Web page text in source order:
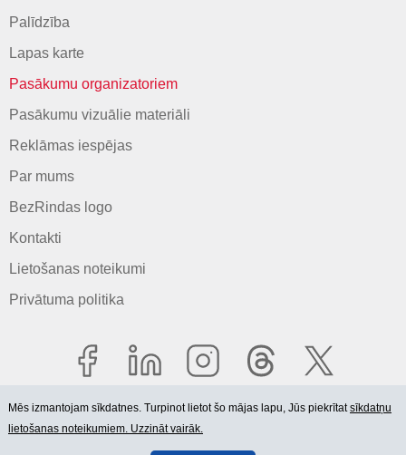
Palīdzība
Lapas karte
Pasākumu organizatoriem
Pasākumu vizuālie materiāli
Reklāmas iespējas
Par mums
BezRindas logo
Kontakti
Lietošanas noteikumi
Privātuma politika
© 2006-2026 SIA "BEZRINDAS.LV".
Mēs izmantojam sīkdatnes. Turpinot lietot šo mājas lapu, Jūs piekrītatsīkdatņu
lietošanas noteikumiem. Uzzināt vairāk.